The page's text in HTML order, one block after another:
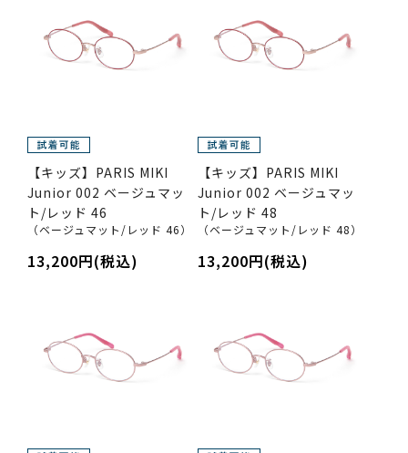
【キッズ】PARIS MIKI
Junior 002 ベージュマッ
ト/レッド 46
（ベージュマット/レッド 46）
13,200円(税込)
【キッズ】PARIS MIKI
Junior 002 ベージュマッ
ト/レッド 48
（ベージュマット/レッド 48）
13,200円(税込)